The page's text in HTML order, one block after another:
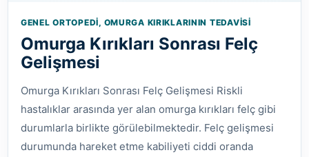
GENEL ORTOPEDI, OMURGA KIRIKLARININ TEDAVISI
Omurga Kırıkları Sonrası Felç
Gelişmesi
Omurga Kırıkları Sonrası Felç Gelişmesi Riskli
hastalıklar arasında yer alan omurga kırıkları felç gibi
durumlarla birlikte görülebilmektedir. Felç gelişmesi
durumunda hareket etme kabiliyeti ciddi oranda